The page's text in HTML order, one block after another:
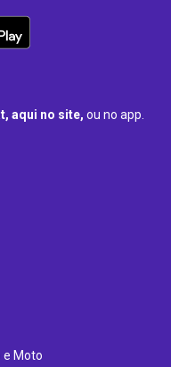
aqui no site, ou no app.
e Moto